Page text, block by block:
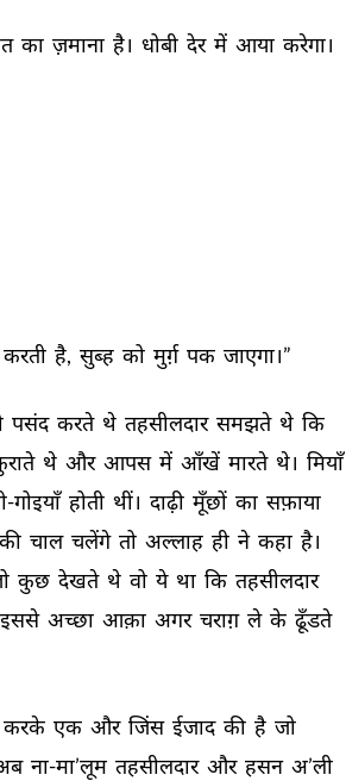
का ज़माना है। धोबी देर में आया करेगा।
करती है, सुब्ह को मुर्ग़ पक जाएगा।”
पसंद करते थे तहसीलदार समझते थे कि
थे और आपस में आँखें मारते थे। मियाँ
गोइयाँ होती थीं। दाढ़ी मूँछों का सफ़ाया
की चाल चलेंगे तो अल्लाह ही ने कहा है।
कुछ देखते थे वो ये था कि तहसीलदार
इससे अच्छा आक़ा अगर चराग़ ले के ढूँडते
करके एक और जिंस ईजाद की है जो
ना-मा’लूम तहसीलदार और हसन अ’ली